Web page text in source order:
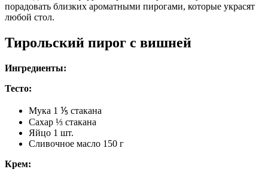
порадовать близких ароматными пирогами, которые украсят
любой стол.
Тирольский пирог с вишней
Ингредиенты:
Тесто:
Мука 1 ⅕ стакана
Сахар ⅓ стакана
Яйцо 1 шт.
Сливочное масло 150 г
Крем: